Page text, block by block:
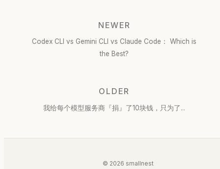
NEWER
Codex CLI vs Gemini CLI vs Claude Code： Which is
the Best?
OLDER
我给每个模型服务商『捐』了10块钱，只为了...
© 2026 smallnest